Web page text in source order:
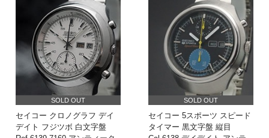
SOLD OUT
セイコー クロノグラフ デイ
デイト フジツボ 白文字盤
SOLD OUT
セイコー 5スポーツ スピード
タイマー 黒文字盤 縦目